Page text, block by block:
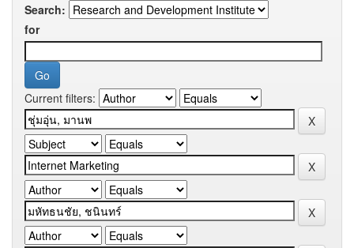
Search:
for
Current filters: